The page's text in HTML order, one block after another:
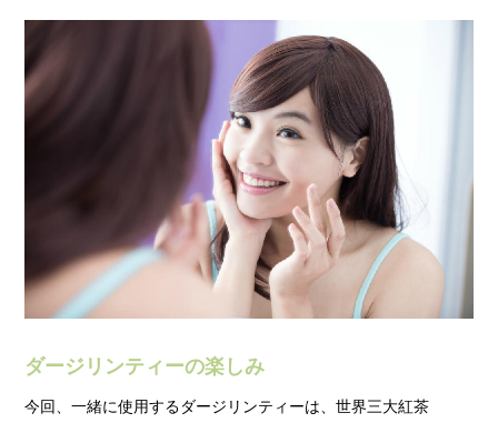
ダージリンティーの楽しみ
今回、一緒に使用するダージリンティーは、世界三大紅茶